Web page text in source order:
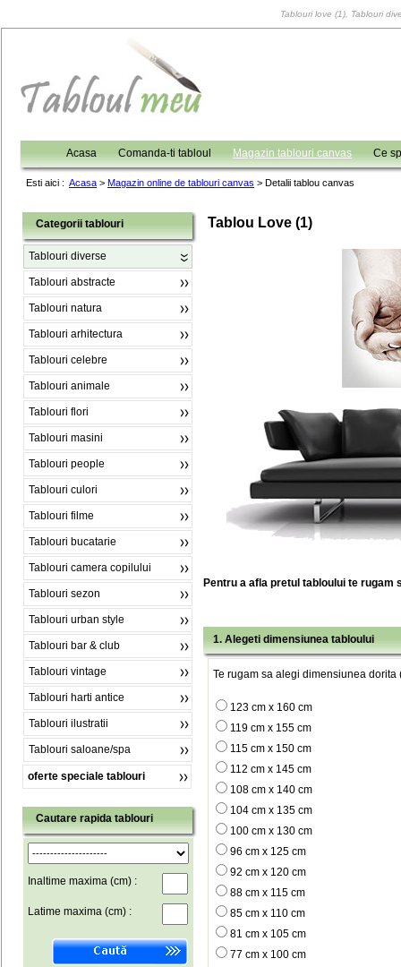
Tablouri love (1), Tablouri
Acasa Comanda-ti tabloul Magazin tablouri canvas Ce
Esti aici : Acasa > Magazin online de tablouri canvas > Detalii tablou canvas
Categorii tablouri
Tablouri diverse
Tablouri abstracte
Tablouri natura
Tablouri arhitectura
Tablouri celebre
Tablouri animale
Tablouri flori
Tablouri masini
Tablouri people
Tablouri culori
Tablouri filme
Tablouri bucatarie
Tablouri camera copilului
Tablouri sezon
Tablouri urban style
Tablouri bar & club
Tablouri vintage
Tablouri harti antice
Tablouri ilustratii
Tablouri saloane/spa
oferte speciale tablouri
Cautare rapida tablouri
Inaltime maxima (cm) :
Latime maxima (cm) :
Tablou Love (1)
Pentru a afla pretul tabloului te rugam
1. Alegeti dimensiunea tabloului
Te rugam sa alegi dimensiunea dorita
123 cm x 160 cm
119 cm x 155 cm
115 cm x 150 cm
112 cm x 145 cm
108 cm x 140 cm
104 cm x 135 cm
100 cm x 130 cm
96 cm x 125 cm
92 cm x 120 cm
88 cm x 115 cm
85 cm x 110 cm
81 cm x 105 cm
77 cm x 100 cm